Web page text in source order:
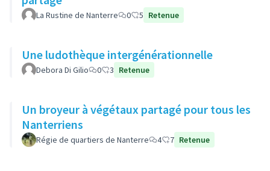
La Rustine de Nanterre 0 5 Retenue
Une ludothèque intergénérationnelle
Debora Di Gilio 0 3 Retenue
Un broyeur à végétaux partagé pour tous les
Nanterriens
Régie de quartiers de Nanterre 4 7 Retenue